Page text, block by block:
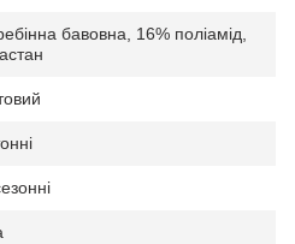
бавовна, 16% поліамід,